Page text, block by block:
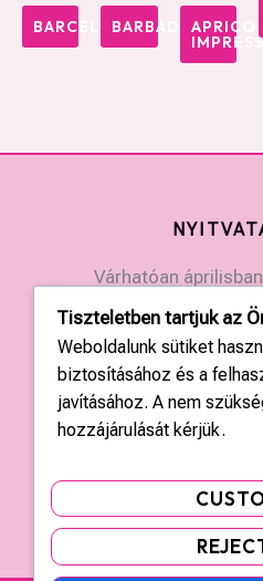
BARCELONABARBADOSAPRICOT
Várhatóan
Érdeklődjön a
Országos központ:
Tiszteletben tartjuk az
Weboldalunk sütiket
biztosításához és a
javításához. A nem
hozzájárulását kérjük.